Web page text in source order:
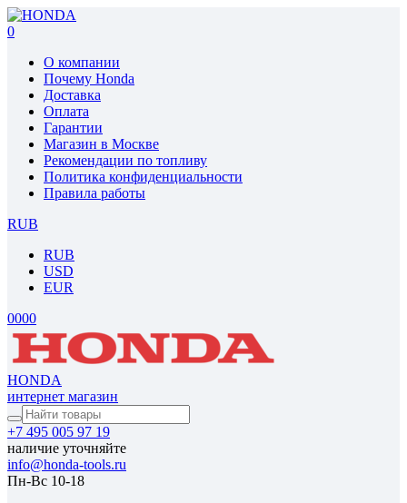
0
О компании
Почему Honda
Доставка
Оплата
Гарантии
Магазин в Москве
Рекомендации по топливу
Политика конфиденциальности
Правила работы
RUB
RUB
USD
EUR
0000
HONDA
интернет магазин
+7 495 005 97 19
наличие уточняйте
info@honda-tools.ru
Пн-Вс 10-18